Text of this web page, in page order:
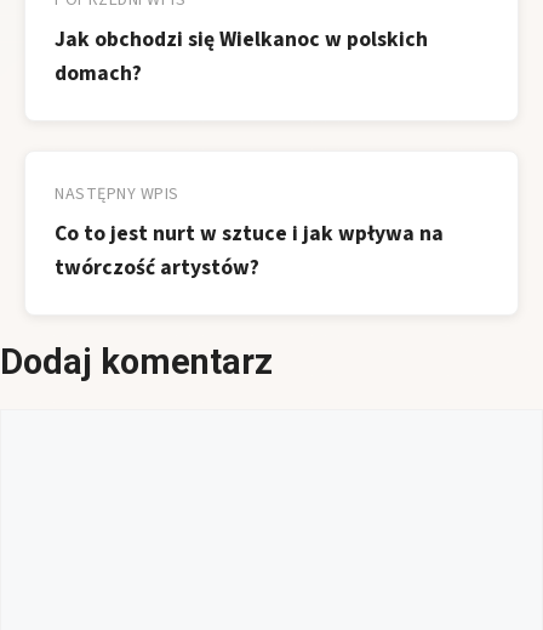
wpisu
Jak obchodzi się Wielkanoc w polskich
domach?
NASTĘPNY WPIS
Co to jest nurt w sztuce i jak wpływa na
twórczość artystów?
Dodaj komentarz